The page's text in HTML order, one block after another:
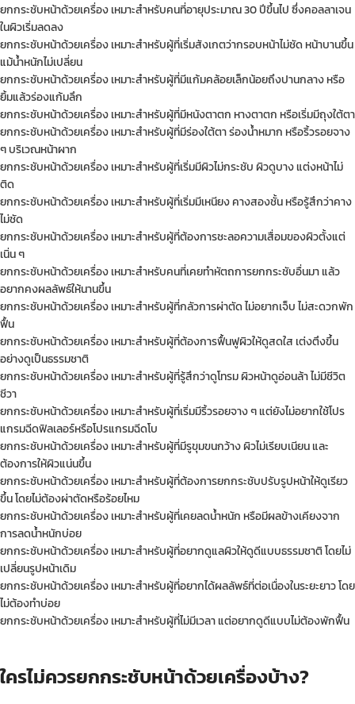
ยกกระชับหน้าด้วยเครื่อง เหมาะสำหรับคนที่อายุประมาณ 30 ปีขึ้นไป ซึ่งคอลลาเจน
ในผิวเริ่มลดลง
ยกกระชับหน้าด้วยเครื่อง เหมาะสำหรับผู้ที่เริ่มสังเกตว่ากรอบหน้าไม่ชัด หน้าบานขึ้น
แม้น้ำหนักไม่เปลี่ยน
ยกกระชับหน้าด้วยเครื่อง เหมาะสำหรับผู้ที่มีแก้มคล้อยเล็กน้อยถึงปานกลาง หรือ
ยิ้มแล้วร่องแก้มลึก
ยกกระชับหน้าด้วยเครื่อง เหมาะสำหรับผู้ที่มีหนังตาตก หางตาตก หรือเริ่มมีถุงใต้ตา
ยกกระชับหน้าด้วยเครื่อง เหมาะสำหรับผู้ที่มีร่องใต้ตา ร่องน้ำหมาก หรือริ้วรอยจาง
ๆ บริเวณหน้าผาก
ยกกระชับหน้าด้วยเครื่อง เหมาะสำหรับผู้ที่เริ่มมีผิวไม่กระชับ ผิวดูบาง แต่งหน้าไม่
ติด
ยกกระชับหน้าด้วยเครื่อง เหมาะสำหรับผู้ที่เริ่มมีเหนียง คางสองชั้น หรือรู้สึกว่าคาง
ไม่ชัด
ยกกระชับหน้าด้วยเครื่อง เหมาะสำหรับผู้ที่ต้องการชะลอความเสื่อมของผิวตั้งแต่
เนิ่น ๆ
ยกกระชับหน้าด้วยเครื่อง เหมาะสำหรับคนที่เคยทำหัตถการยกกระชับอื่นมา แล้ว
อยากคงผลลัพธ์ให้นานขึ้น
ยกกระชับหน้าด้วยเครื่อง เหมาะสำหรับผู้ที่กลัวการผ่าตัด ไม่อยากเจ็บ ไม่สะดวกพัก
ฟื้น
ยกกระชับหน้าด้วยเครื่อง เหมาะสำหรับผู้ที่ต้องการฟื้นฟูผิวให้ดูสดใส เต่งตึงขึ้น
อย่างดูเป็นธรรมชาติ
ยกกระชับหน้าด้วยเครื่อง เหมาะสำหรับผู้ที่รู้สึกว่าดูโทรม ผิวหน้าดูอ่อนล้า ไม่มีชีวิต
ชีวา
ยกกระชับหน้าด้วยเครื่อง เหมาะสำหรับผู้ที่เริ่มมีริ้วรอยจาง ๆ แต่ยังไม่อยากใช้โปร
แกรมฉีดฟิลเลอร์หรือโปรแกรมฉีดโบ
ยกกระชับหน้าด้วยเครื่อง เหมาะสำหรับผู้ที่มีรูขุมขนกว้าง ผิวไม่เรียบเนียน และ
ต้องการให้ผิวแน่นขึ้น
ยกกระชับหน้าด้วยเครื่อง เหมาะสำหรับผู้ที่ต้องการยกกระชับปรับรูปหน้าให้ดูเรียว
ขึ้น โดยไม่ต้องผ่าตัดหรือร้อยไหม
ยกกระชับหน้าด้วยเครื่อง เหมาะสำหรับผู้ที่เคยลดน้ำหนัก หรือมีผลข้างเคียงจาก
การลดน้ำหนักบ่อย
ยกกระชับหน้าด้วยเครื่อง เหมาะสำหรับผู้ที่อยากดูแลผิวให้ดูดีแบบธรรมชาติ โดยไม่
เปลี่ยนรูปหน้าเดิม
ยกกระชับหน้าด้วยเครื่อง เหมาะสำหรับผู้ที่อยากได้ผลลัพธ์ที่ต่อเนื่องในระยะยาว โดย
ไม่ต้องทำบ่อย
ยกกระชับหน้าด้วยเครื่อง เหมาะสำหรับผู้ที่ไม่มีเวลา แต่อยากดูดีแบบไม่ต้องพักฟื้น
ใครไม่ควรยกกระชับหน้าด้วยเครื่องบ้าง?